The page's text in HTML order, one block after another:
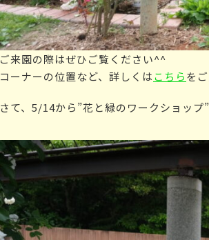
ご来園の際はぜひご覧ください^^
コーナーの位置など、詳しくはこちらを
さて、5/14から”花と緑のワークショップ